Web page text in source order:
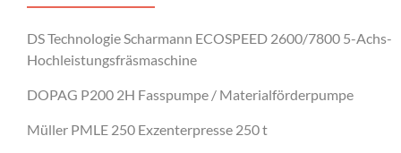
DS Technologie Scharmann ECOSPEED 2600/7800 5-Achs-
Hochleistungsfräsmaschine
DOPAG P200 2H Fasspumpe / Materialförderpumpe
Müller PMLE 250 Exzenterpresse 250 t